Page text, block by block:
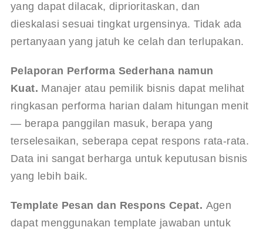
yang dapat dilacak, diprioritaskan, dan
dieskalasi sesuai tingkat urgensinya. Tidak ada
pertanyaan yang jatuh ke celah dan terlupakan.
Pelaporan Performa Sederhana namun
Kuat. Manajer atau pemilik bisnis dapat melihat
ringkasan performa harian dalam hitungan menit
— berapa panggilan masuk, berapa yang
terselesaikan, seberapa cepat respons rata-rata.
Data ini sangat berharga untuk keputusan bisnis
yang lebih baik.
Template Pesan dan Respons Cepat. Agen
dapat menggunakan template jawaban untuk